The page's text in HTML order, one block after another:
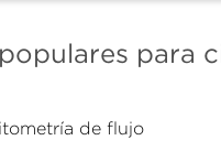
para
de flujo